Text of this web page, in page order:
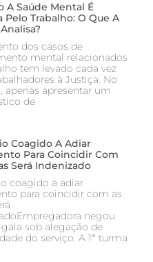
A Saúde Mental É
Pelo Trabalho: O Que A
dos casos de
mental relacionados
tem levado cada vez
à Justiça. No
apenas apresentar um
de
Coagido A Adiar
Para Coincidir Com
Será Indenizado
coagido a adiar
para coincidir com as
negou
sob alegação de
do serviço. A 1ª turma